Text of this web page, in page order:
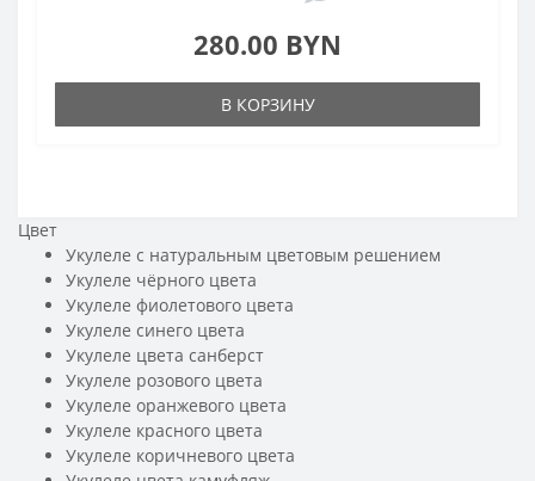
280.00 BYN
В КОРЗИНУ
Цвет
Укулеле с натуральным цветовым решением
Укулеле чёрного цвета
Укулеле фиолетового цвета
Укулеле синего цвета
Укулеле цвета санберст
Укулеле розового цвета
Укулеле оранжевого цвета
Укулеле красного цвета
Укулеле коричневого цвета